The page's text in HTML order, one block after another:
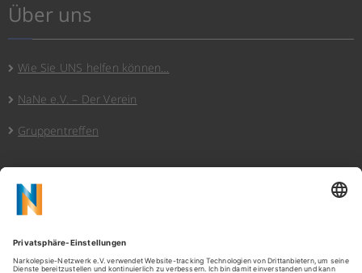
Über uns
Wie Sie UNS helfen können…
NaNe e.V. – Der Verein
Gruppentreffen
Hinweise
Cookies/Privatssphäre